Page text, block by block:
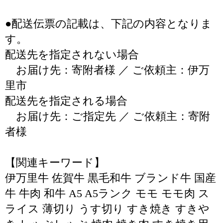
●配送伝票の記載は、下記の内容となりま
す。
配送先を指定されない場合
お届け先：寄附者様 ／ ご依頼主：伊万
里市
配送先を指定される場合
お届け先：ご指定先 ／ ご依頼主：寄附
者様
【関連キーワード】
伊万里牛 佐賀牛 黒毛和牛 ブランド牛 国産
牛 牛肉 和牛 A5 A5ランク モモ モモ肉 ス
ライス 薄切り うす切り すき焼き すきや